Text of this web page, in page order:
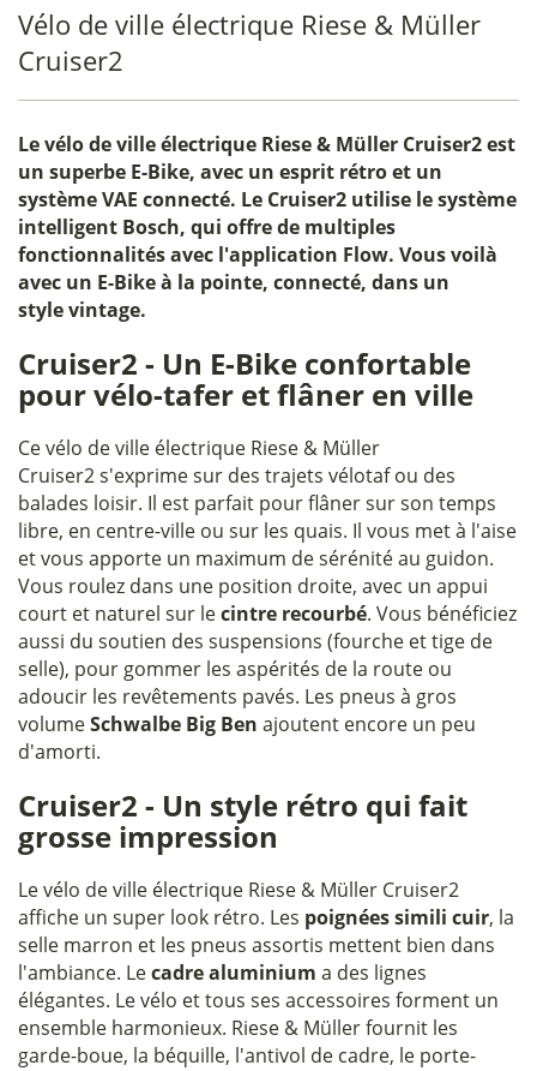
Vélo de ville électrique Riese & Müller
Cruiser2
Levélo de ville électrique Riese & Müller Cruiser2est
un superbe E-Bike, avec un esprit rétro et un
système VAE connecté. Le Cruiser2 utilise le système
intelligent Bosch, qui offre de multiples
fonctionnalités avec l'application Flow. Vous voilà
avec un E-Bike à la pointe, connecté, dans un
style vintage.
Cruiser2 - Un E-Bike confortable
pour vélo-tafer et flâner en ville
Ce vélo de ville électrique Riese & Müller
Cruiser2 s'exprime sur des trajets vélotaf ou des
balades loisir. Il est parfait pour flâner sur son temps
libre, en centre-ville ou sur les quais. Il vous met à l'aise
et vous apporte un maximum de sérénité au guidon.
Vous roulez dans une position droite, avec un appui
court et naturel sur lecintre recourbé. Vous bénéficiez
aussi du soutien des suspensions (fourche et tige de
selle), pour gommer les aspérités de la route ou
adoucir les revêtements pavés. Les pneus à gros
volumeSchwalbe Big Ben ajoutent encore un peu
d'amorti.
Cruiser2 - Un style rétro qui fait
grosse impression
Le vélo de ville électrique Riese & Müller Cruiser2
affiche un super look rétro. Les poignées simili cuir, la
selle marron et les pneus assortis mettent bien dans
l'ambiance. Lecadre aluminium a des lignes
élégantes. Le vélo et tous ses accessoires forment un
ensemble harmonieux. Riese & Müller fournit les
garde-boue, la béquille, l'antivol de cadre, le porte-